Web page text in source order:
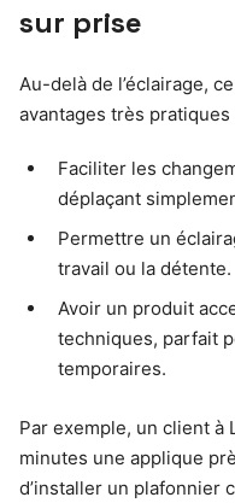
sur prise
Au-delà de l’éclairage,
avantages très pratiques
Faciliter les
déplaçant
Permettre un
travail ou la détente.
Avoir un produit
techniques, parfait
temporaires.
Par exemple, un client à
minutes une applique
d’installer un plafonnier